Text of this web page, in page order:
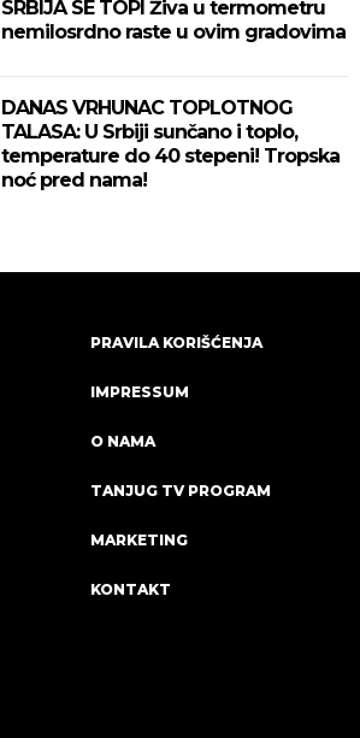
SRBIJA SE TOPI Živa u termometru
nemilosrdno raste u ovim gradovima
DANAS VRHUNAC TOPLOTNOG
TALASA: U Srbiji sunčano i toplo,
temperature do 40 stepeni! Tropska
noć pred nama!
PRAVILA KORIŠĆENJA
IMPRESSUM
O NAMA
TANJUG TV PROGRAM
MARKETING
KONTAKT